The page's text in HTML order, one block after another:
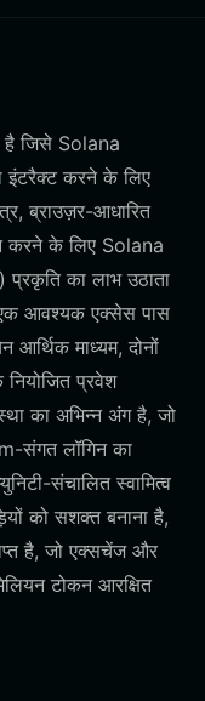
है जिसे Solana
इंटरैक्ट करने के लिए
ब्राउज़र-आधारित
करने के लिए Solana
का लाभ उठाता
आवश्यक एक्सेस पास
माध्यम, दोनों
प्रवेश
का अभिन्न अंग है, जो
संगत लॉगिन का
संचालित स्वामित्व
को सशक्त बनाना है,
है, जो एक्सचेंज और
टोकन आरक्षित